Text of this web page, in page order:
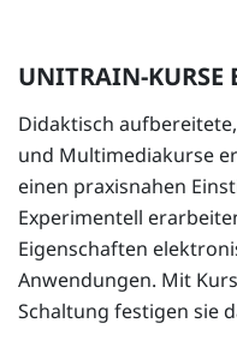
UNITRAIN-KURSE
Didaktisch
und Multimediakurse
einen praxisnahen
Experimentell
Eigenschaften
Anwendungen. Mit
Schaltung festigen sie